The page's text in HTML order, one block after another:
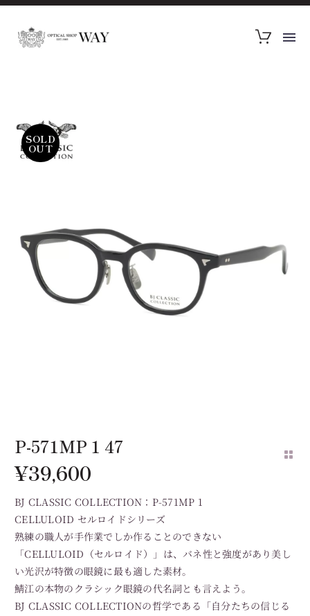
SOLD
OUT
P-571MP 1 47
¥39,600
BJ CLASSIC COLLECTION：P-571MP 1
CELLULOID セルロイドシリーズ
熟練の職人が手作業でしか作ることのできない
「CELLULOID（セルロイド）」は、バネ性と強度があり美し
い光沢が特徴の眼鏡に最も適した素材。
鯖江の本物のクラシック眼鏡の代名詞とも言えよう。
BJ CLASSIC COLLECTIONの哲学である「自分たちの信じる